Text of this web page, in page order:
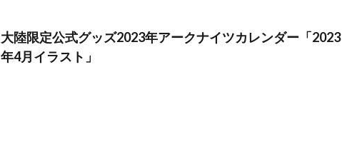
大陸限定公式グッズ2023年アークナイツカレンダー「2023
年4月イラスト」